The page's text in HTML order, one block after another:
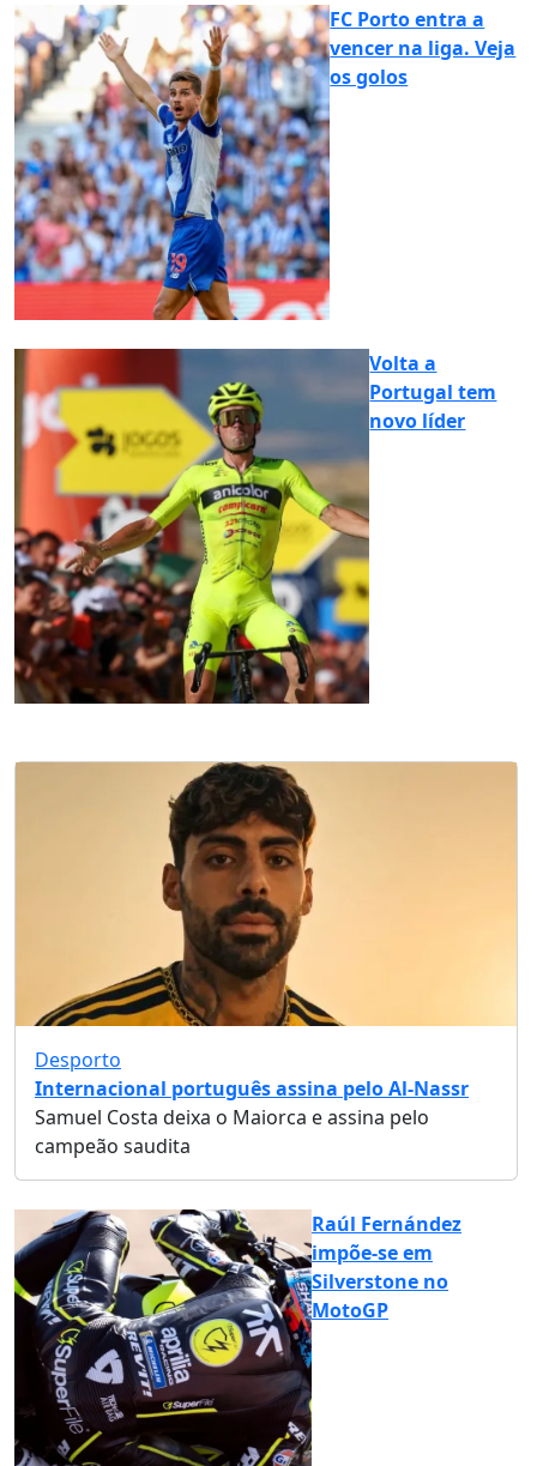
FC Porto entra a
vencer na liga. Veja
os golos
Volta a
Portugal tem
novo líder
Desporto
Internacional português assina pelo Al-Nassr
Samuel Costa deixa o Maiorca e assina pelo
campeão saudita
Raúl Fernández
impõe-se em
Silverstone no
MotoGP